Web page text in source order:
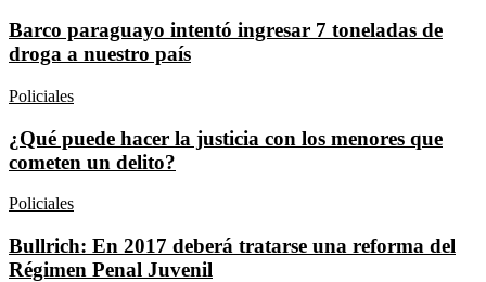
Barco paraguayo intentó ingresar 7 toneladas de
droga a nuestro país
Policiales
¿Qué puede hacer la justicia con los menores que
cometen un delito?
Policiales
Bullrich: En 2017 deberá tratarse una reforma del
Régimen Penal Juvenil